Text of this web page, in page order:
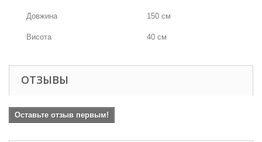
Довжина 150 см
Висота 40 см
ОТЗЫВЫ
Оставьте отзыв первым!